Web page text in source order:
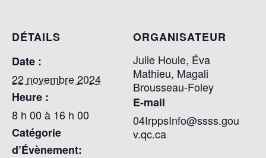
DÉTAILS
Date :
22 novembre 2024
Heure :
8 h 00 à 16 h 00
Catégorie
d’Évènement:
ORGANISATEUR
Julie Houle, Éva
Mathieu, Magali
Brousseau-Foley
E-mail
04IrppsInfo@ssss.gou
v.qc.ca